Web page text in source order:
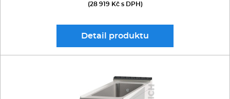
(28 919 Kč s DPH)
Detail produktu